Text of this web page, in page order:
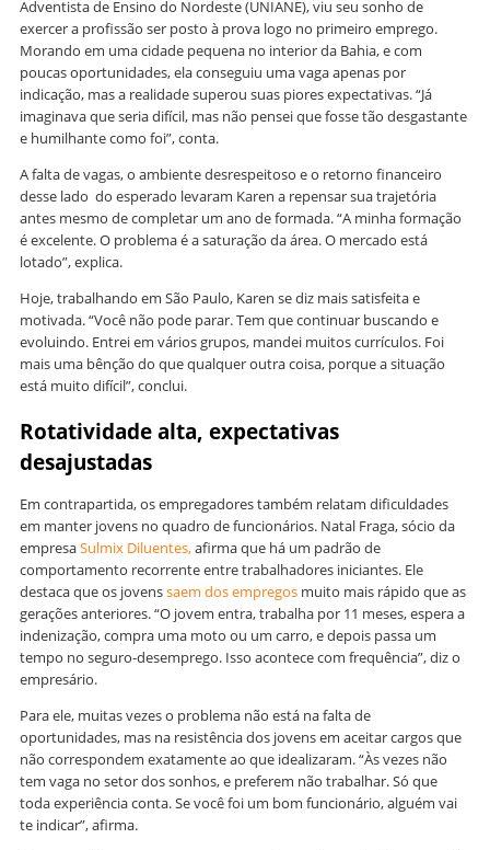
Adventista de Ensino do Nordeste (UNIANE), viu seu sonho de
exercer a profissão ser posto à prova logo no primeiro emprego.
Morando em uma cidade pequena no interior da Bahia, e com
poucas oportunidades, ela conseguiu uma vaga apenas por
indicação, mas a realidade superou suas piores expectativas. “Já
imaginava que seria difícil, mas não pensei que fosse tão desgastante
e humilhante como foi”, conta.
A falta de vagas, o ambiente desrespeitoso e o retorno financeiro
desse lado do esperado levaram Karen a repensar sua trajetória
antes mesmo de completar um ano de formada. “A minha formação
é excelente. O problema é a saturação da área. O mercado está
lotado”, explica.
Hoje, trabalhando em São Paulo, Karen se diz mais satisfeita e
motivada. “Você não pode parar. Tem que continuar buscando e
evoluindo. Entrei em vários grupos, mandei muitos currículos. Foi
mais uma bênção do que qualquer outra coisa, porque a situação
está muito difícil”, conclui.
Rotatividade alta, expectativas
desajustadas
Em contrapartida, os empregadores também relatam dificuldades
em manter jovens no quadro de funcionários. Natal Fraga, sócio da
empresaSulmix Diluentes,afirma que há um padrão de
comportamento recorrente entre trabalhadores iniciantes. Ele
destaca que os jovenssaem dos empregos muito mais rápido que as
gerações anteriores. “O jovem entra, trabalha por 11 meses, espera a
indenização, compra uma moto ou um carro, e depois passa um
tempo no seguro-desemprego. Isso acontece com frequência”, diz o
empresário.
Para ele, muitas vezes o problema não está na falta de
oportunidades, mas na resistência dos jovens em aceitar cargos que
não correspondem exatamente ao que idealizaram. “Às vezes não
tem vaga no setor dos sonhos, e preferem não trabalhar. Só que
toda experiência conta. Se você foi um bom funcionário, alguém vai
te indicar”, afirma.